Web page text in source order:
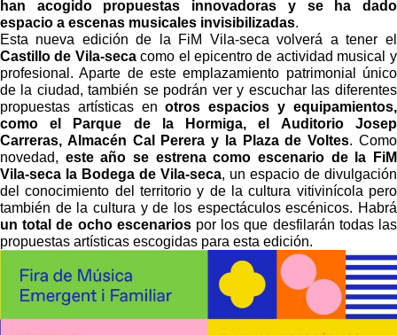
han acogido propuestas innovadoras y se ha dado
espacio a escenas musicales invisibilizadas.
Esta nueva edición de la FiM Vila-seca volverá a tener el
Castillo de Vila-secacomo el epicentro de actividad musical y
profesional. Aparte de este emplazamiento patrimonial único
de la ciudad, también se podrán ver y escuchar las diferentes
propuestas artísticas enotros espacios y equipamientos,
como el Parque de la Hormiga, el Auditorio Josep
Carreras, Almacén Cal Perera y la Plaza de Voltes. Como
novedad, este año se estrena como escenario de la FiM
Vila-seca la Bodega de Vila-seca, un espacio de divulgación
del conocimiento del territorio y de la cultura vitivinícola pero
también de la cultura y de los espectáculos escénicos. Habrá
un total de ocho escenariospor los que desfilarán todas las
propuestas artísticas escogidas para esta edición.